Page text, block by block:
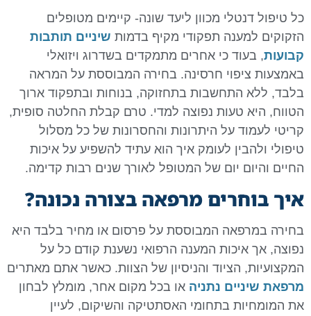
כל טיפול דנטלי מכוון ליעד שונה- קיימים מטופלים
הזקוקים למענה תפקודי מקיף בדמות שיניים תותבות
קבועות, בעוד כי אחרים מתמקדים בשדרוג ויזואלי
באמצעות ציפוי חרסינה. בחירה המבוססת על המראה
בלבד, ללא התחשבות בתחזוקה, בנוחות ובתפקוד ארוך
הטווח, היא טעות נפוצה למדי. טרם קבלת החלטה סופית,
קריטי לעמוד על היתרונות והחסרונות של כל מסלול
טיפולי ולהבין לעומק איך הוא עתיד להשפיע על איכות
החיים והיום יום של המטופל לאורך שנים רבות קדימה.
איך בוחרים מרפאה בצורה נכונה?
בחירה במרפאה המבוססת על פרסום או מחיר בלבד היא
נפוצה, אך איכות המענה הרפואי נשענת קודם כל על
המקצועיות, הציוד והניסיון של הצוות. כאשר אתם מאתרים
מרפאת שיניים נתניה או בכל מקום אחר, מומלץ לבחון
את המומחיות בתחומי האסתטיקה והשיקום, לעיין